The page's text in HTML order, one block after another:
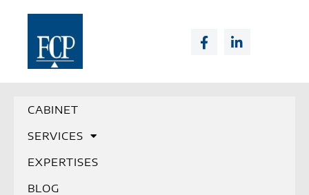
CABINET
SERVICES
EXPERTISES
BLOG